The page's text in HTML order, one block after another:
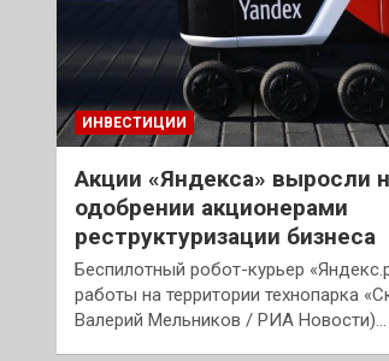
ИНВЕСТИЦИИ
Акции «Яндекса» выросли
одобрении акционерами
реструктуризации бизнеса
Беспилотный робот-курьер
работы на территории технопарка
Валерий Мельников / РИА Новости)…